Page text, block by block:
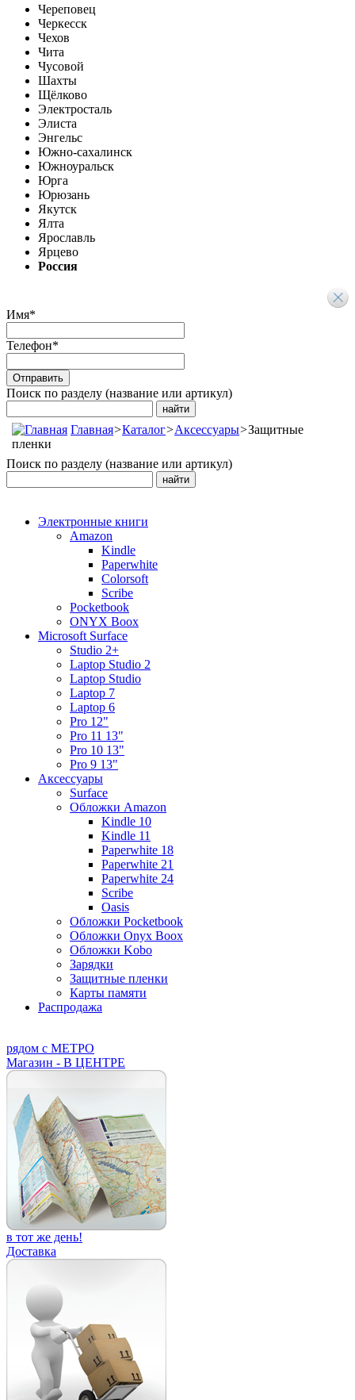
Череповец
Черкесск
Чехов
Чита
Чусовой
Шахты
Щёлково
Электросталь
Элиста
Энгельс
Южно-сахалинск
Южноуральск
Юрга
Юрюзань
Якутск
Ялта
Ярославль
Ярцево
Россия
Имя*
Телефон*
Поиск по разделу (название или артикул)
Главная>Каталог>Аксессуары>Защитные
пленки
Поиск по разделу (название или артикул)
Электронные книги
Amazon
Kindle
Paperwhite
Colorsoft
Scribe
Pocketbook
ONYX Boox
Microsoft Surface
Studio 2+
Laptop Studio 2
Laptop Studio
Laptop 7
Laptop 6
Pro 12"
Pro 11 13"
Pro 10 13"
Pro 9 13"
Аксессуары
Surface
Обложки Amazon
Kindle 10
Kindle 11
Paperwhite 18
Paperwhite 21
Paperwhite 24
Scribe
Oasis
Обложки Pocketbook
Обложки Onyx Boox
Обложки Kobo
Зарядки
Защитные пленки
Карты памяти
Распродажа
рядом с МЕТРО
Магазин - В ЦЕНТРЕ
в тот же день!
Доставка